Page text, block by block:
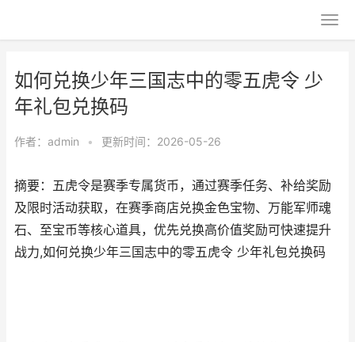
如何兑换少年三国志中的零五虎令 少
年礼包兑换码
作者： admin • 更新时间：2026-05-26
摘要：五虎令是赛季专属货币，通过赛季任务、补给奖励
及限时活动获取，在赛季商店兑换金色宝物、万能军师魂
石、至宝币等核心道具，优先兑换高价值奖励可快速提升
战力,如何兑换少年三国志中的零五虎令 少年礼包兑换码